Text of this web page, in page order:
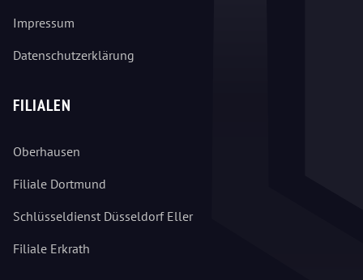
Impressum
Datenschutzerklärung
FILIALEN
Oberhausen
Filiale Dortmund
Schlüsseldienst Düsseldorf Eller
Filiale Erkrath